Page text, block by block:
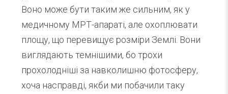
Воно може бути таким же сильним, як у
медичному МРТ-апараті, але охоплювати
площу, що перевищує розміри Землі. Вони
виглядають темнішими, бо трохи
прохолодніші за навколишню фотосферу,
хоча насправді, якби ми побачили таку